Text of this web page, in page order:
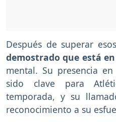
Después de superar
demostrado que está
mental. Su presencia
sido clave para
temporada, y su
reconocimiento a su